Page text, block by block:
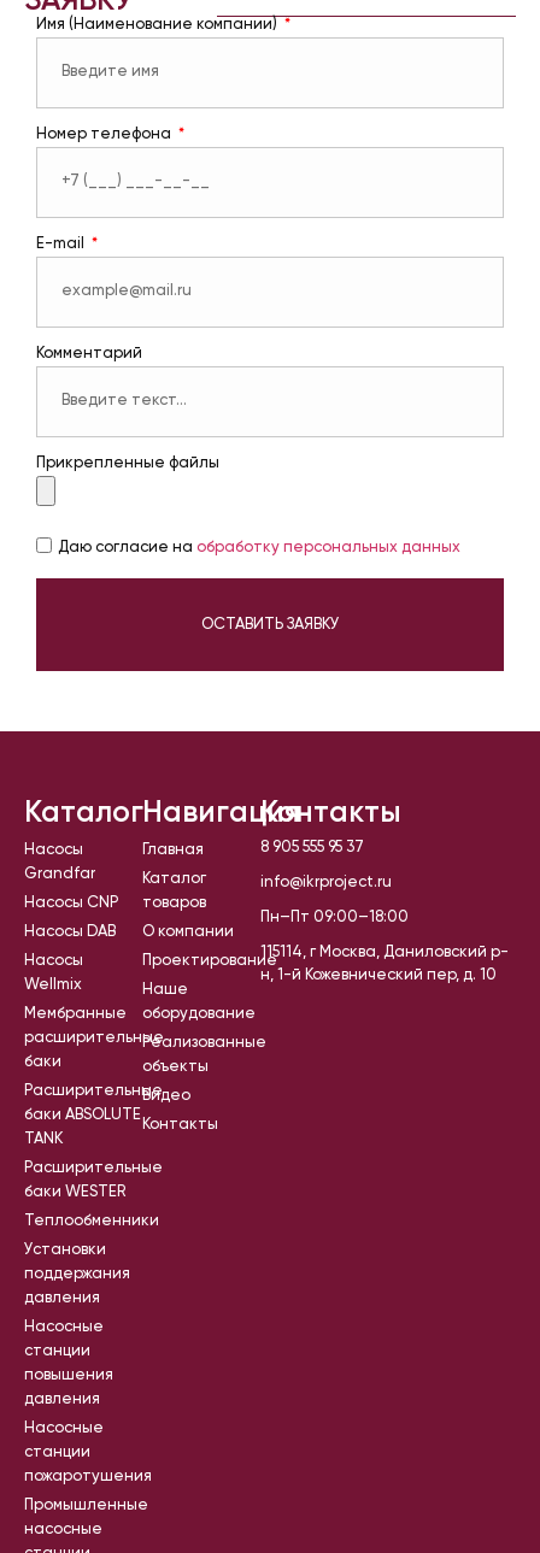
Имя (Наименование компании)
Номер телефона
E-mail
Комментарий
Прикрепленные файлы
Даю согласие на обработку персональных данных
ОСТАВИТЬ ЗАЯВКУ
Каталог
Насосы
Grandfar
Насосы CNP
Насосы DAB
Насосы
Wellmix
Мембранные
расширительные
баки
Расширительные
баки ABSOLUTE
TANK
Расширительные
баки WESTER
Теплообменники
Установки
поддержания
давления
Насосные
станции
повышения
давления
Насосные
станции
пожаротушения
Промышленные
насосные
Навигация
Главная
Каталог
товаров
О компании
Проектирование
Наше
оборудование
Реализованные
объекты
Видео
Контакты
Контакты
8 905 555 95 37
info@ikrproject.ru
Пн–Пт 09:00–18:00
115114, г Москва, Даниловский р-
н, 1-й Кожевнический пер, д. 10